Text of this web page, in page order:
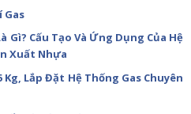
Gas
Gì? Cấu Tạo Và Ứng Dụng Của Hệ
Xuất Nhựa
Kg, Lắp Đặt Hệ Thống Gas Chuyên